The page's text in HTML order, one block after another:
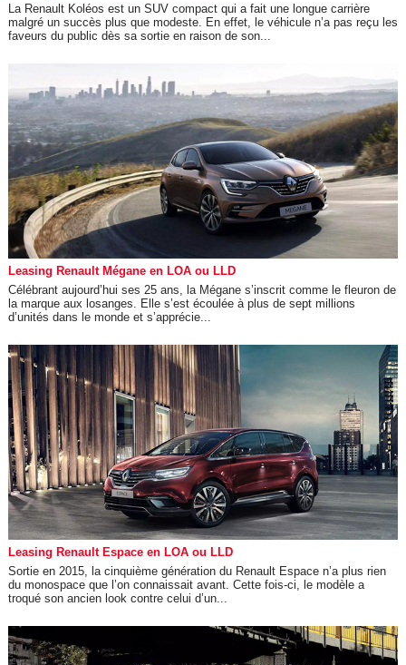
La Renault Koléos est un SUV compact qui a fait une longue carrière
malgré un succès plus que modeste. En effet, le véhicule n’a pas reçu les
faveurs du public dès sa sortie en raison de son...
Leasing Renault Mégane en LOA ou LLD
Célébrant aujourd’hui ses 25 ans, la Mégane s’inscrit comme le fleuron de
la marque aux losanges. Elle s’est écoulée à plus de sept millions
d’unités dans le monde et s’apprécie...
Leasing Renault Espace en LOA ou LLD
Sortie en 2015, la cinquième génération du Renault Espace n’a plus rien
du monospace que l’on connaissait avant. Cette fois-ci, le modèle a
troqué son ancien look contre celui d’un...